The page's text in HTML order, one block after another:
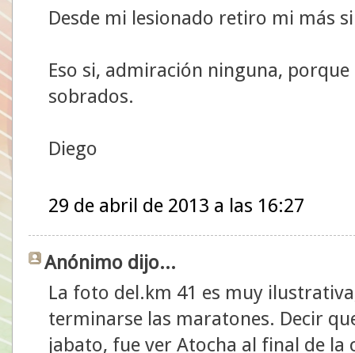
Desde mi lesionado retiro mi más
Eso si, admiración ninguna,
sobrados.
Diego
29 de abril de 2013 a las 16:27
Anónimo dijo...
La foto del.km 41 es muy
terminarse las maratones. Decir
jabato, fue ver Atocha al final de